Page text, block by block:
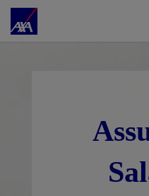
Accéder au Contenu